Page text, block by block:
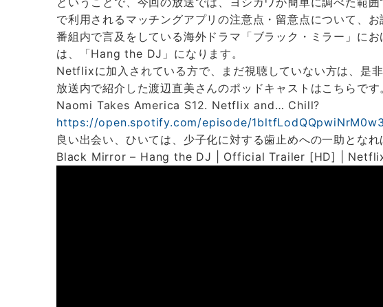
で利用されるマッチングアプリの注意点・留意点について、お
番組内で言及をしている海外ドラマ「ブラック・ミラー」に
は、「Hang the DJ」になります。
Netflixに加入されている方で、まだ視聴していない方は、是非
放送内で紹介した渡辺直美さんのポッドキャストはこちらです
Naomi Takes America S12. Netflix and… Chill?
https://open.spotify.com/episode/
良い出会い、ひいては、少子化に対する歯止めへの一助となれ
Black Mirror – Hang the DJ | Official Trailer [HD] |